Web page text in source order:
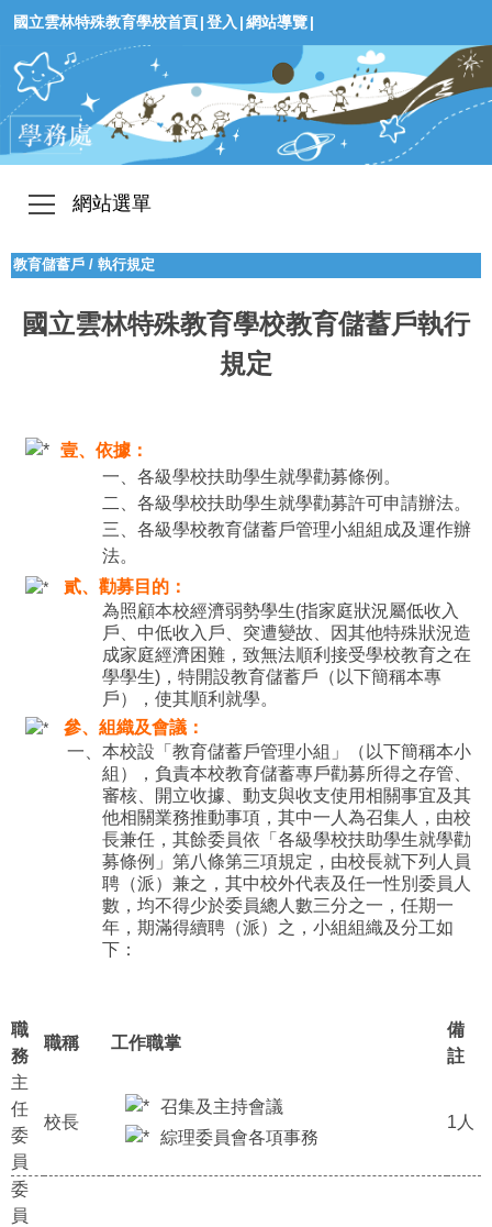
國立雲林特殊教育學校首頁|登入 |網站導覽|
網站選單
教育儲蓄戶 / 執行規定
國立雲林特殊教育學校教育儲蓄戶執行
規定
壹、依據：
一、各級學校扶助學生就學勸募條例。
二、各級學校扶助學生就學勸募許可申請辦法。
三、各級學校教育儲蓄戶管理小組組成及運作辦
法。
貳、勸募目的：
為照顧本校經濟弱勢學生(指家庭狀況屬低收入
戶、中低收入戶、突遭變故、因其他特殊狀況造
成家庭經濟困難，致無法順利接受學校教育之在
學學生)，特開設教育儲蓄戶（以下簡稱本專
戶），使其順利就學。
參、組織及會議：
一、本校設「教育儲蓄戶管理小組」（以下簡稱本小
組），負責本校教育儲蓄專戶勸募所得之存管、
審核、開立收據、動支與收支使用相關事宜及其
他相關業務推動事項，其中一人為召集人，由校
長兼任，其餘委員依「各級學校扶助學生就學勸
募條例」第八條第三項規定，由校長就下列人員
聘（派）兼之，其中校外代表及任一性別委員人
數，均不得少於委員總人數三分之一，任期一
年，期滿得續聘（派）之，小組組織及分工如
下：
職
務
職稱 工作職掌
備
註
主
任
委
員
校長
召集及主持會議
綜理委員會各項事務
1人
委
員